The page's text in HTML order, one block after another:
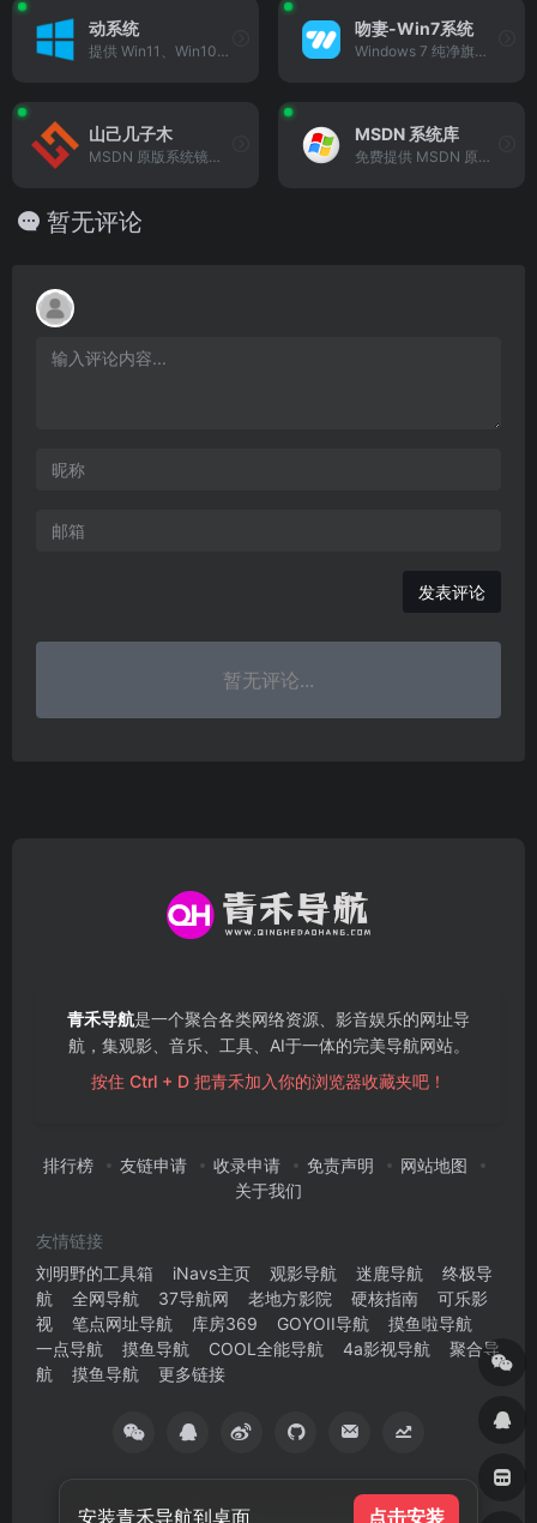
动系统
提供 Win11、Win10、Win7 专业版系统高速免费下载，适配不同配置电脑，安装便捷
吻妻-Win7系统
Windows 7 纯净旗舰版系统下载，无预装软件，保留原生功能，适合怀旧装机
山己几子木
MSDN 原版系统镜像站，提供 Win11/10/7 纯净 ISO，附校验工具和安装教程
MSDN 系统库
免费提供 MSDN 原版纯净系统，包括 Win11、Win10、Win8、Win7 等，均为官方未修改版本
暂无评论
发表评论
暂无评论...
青禾导航是一个聚合各类网络资源、影音娱乐的网址导
航，集观影、音乐、工具、AI于一体的完美导航网站。
按住 Ctrl + D 把青禾加入你的浏览器收藏夹吧！
排行榜 友链申请 收录申请 免责声明
网站地图
关于我们
友情链接
刘明野的工具箱
iNavs主页 观影导航 迷鹿导航
终极导
航
全网导航 37导航网 老地方影院 硬核指南
可乐影
视
笔点网址导航 库房369 GOYOII导航
摸鱼啦导航
一点导航
摸鱼导航 COOL全能导航 4a影视导航
聚合导
航
摸鱼导航 更多链接
安装青禾导航到桌面 点击安装